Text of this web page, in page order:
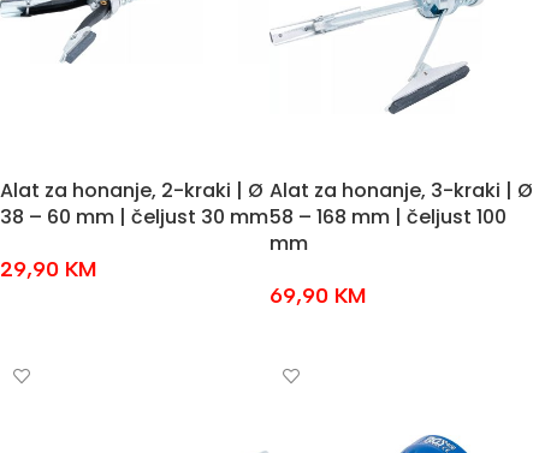
Alat za honanje, 2-kraki | Ø
38 – 60 mm | čeljust 30 mm
29,90 KM
Alat za honanje, 3-kraki | Ø
58 – 168 mm | čeljust 100
mm
69,90 KM